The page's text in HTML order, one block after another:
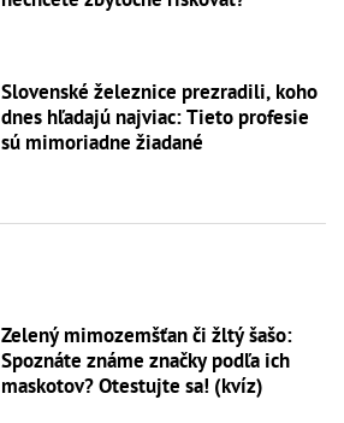
Slovenské železnice prezradili, koho
dnes hľadajú najviac: Tieto profesie
sú mimoriadne žiadané
Zelený mimozemšťan či žltý šašo:
Spoznáte známe značky podľa ich
maskotov? Otestujte sa! (kvíz)